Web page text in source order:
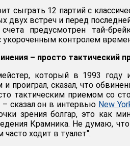
сыграть 12 партий с
двух встреч и перед
предусмотрен тай-
укороченным контролем
– просто тактический
который в 1993 году
проиграл, сказал, что
тактическим приемом со
сказал он в интервью New
зрения болгар, это как
Крамника. Не думаю, что
ходит в туалет".